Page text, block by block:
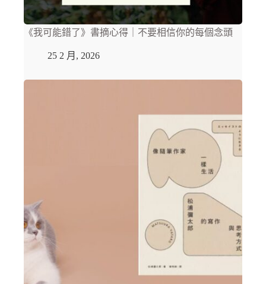
《我可能錯了》書摘心得｜不要相信你的每個念頭
25 2 月, 2026